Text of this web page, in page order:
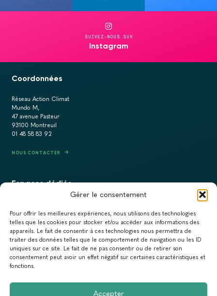
Gérer le consentement
Pour offrir les meilleures expériences, nous utilisons des technologies
telles que les cookies pour stocker et/ou accéder aux informations des
appareils. Le fait de consentir à ces technologies nous permettra de
traiter des données telles que le comportement de navigation ou les ID
uniques sur ce site. Le fait de ne pas consentir ou de retirer son
consentement peut avoir un effet négatif sur certaines caractéristiques et
fonctions.
Accepter
SUIVEZ-NOUS SUR
Instagram
Coordonnées
Réseau Action Climat
Mundo M,
47 avenue Pasteur
93100 Montreuil
01 48 58 83 92
NOUS CONTACTER
Espaces dédiés
RECRUTEMENT
ACTUALITÉS
NEWSLETTER
Newsletter